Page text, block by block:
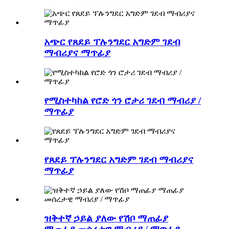
አጭር የጸደይ ፕሉንግደር አግድም ገደብ
ማብሪያና ማጥፊያ
የሚስተካከል የሮድ ጎን ሮታሪ ገደብ ማብሪያ /
ማጥፊያ
የጸደይ ፕሉንግደር አግድም ገደብ ማብሪያና
ማጥፊያ
ዝቅተኛ ኃይል ያለው የሽቦ ማጠፊያ